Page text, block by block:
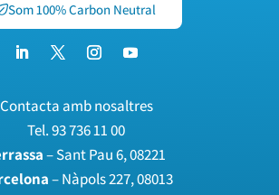
Som 100% Carbon Neutral
Contacta amb nosaltres
Tel.93 736 11 00
– Sant Pau 6, 08221
– Nàpols 227, 08013